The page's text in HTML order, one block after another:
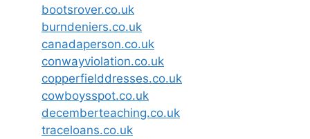
bootsrover.co.uk
burndeniers.co.uk
canadaperson.co.uk
conwayviolation.co.uk
copperfielddresses.co.uk
cowboysspot.co.uk
decemberteaching.co.uk
traceloans.co.uk